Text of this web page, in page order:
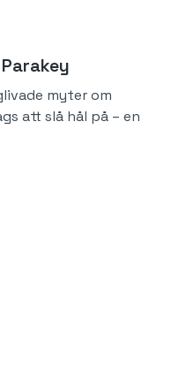
myter om
att slå hål på – en